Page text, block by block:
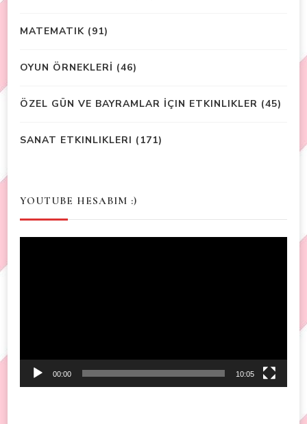
MATEMATIK (91)
OYUN ÖRNEKLERİ (46)
ÖZEL GÜN VE BAYRAMLAR İÇIN ETKINLIKLER (45)
SANAT ETKINLIKLERI (171)
YOUTUBE HESABIM :)
00:00 10:05